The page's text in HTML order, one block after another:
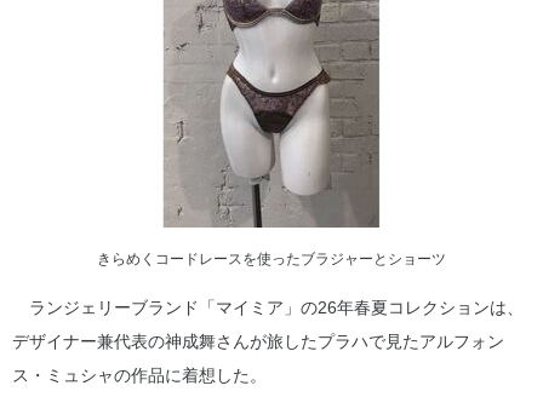
きらめくコードレースを使ったブラジャーとショーツ
ランジェリーブランド「マイミア」の26年春夏コレクションは、
デザイナー兼代表の神成舞さんが旅したプラハで見たアルフォン
ス・ミュシャの作品に着想した。